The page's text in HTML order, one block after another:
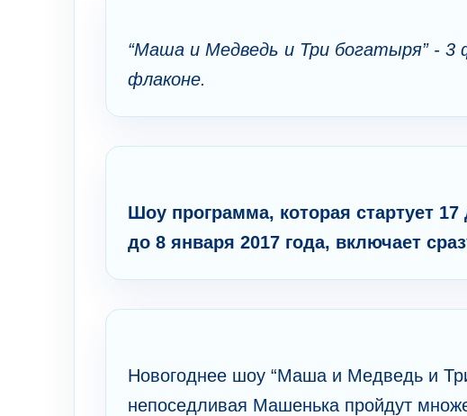
“Маша и Медведь и Три богатыря” - 3
флаконе.
Шоу программа, которая стартует
до 8 января 2017 года, включает
Новогоднее шоу “Маша и Медведь и
непоседливая Машенька пройдут